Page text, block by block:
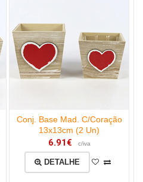
Conj. Base Mad. C/Coração
13x13cm (2 Un)
6.91€ c/iva
DETALHE